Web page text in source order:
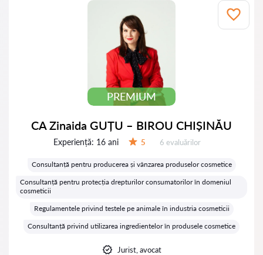
PREMIUM
CA Zinaida GUȚU – BIROU CHIȘINĂU
Experiență: 16 ani 5 Evaluărilor:
6 evaluărilor
Consultanță pentru producerea și vânzarea produselor cosmetice
Consultanță pentru protecția drepturilor consumatorilor în domeniul
cosmeticii
Regulamentele privind testele pe animale în industria cosmeticii
Consultanță privind utilizarea ingredientelor în produsele cosmetice
Jurist, avocat